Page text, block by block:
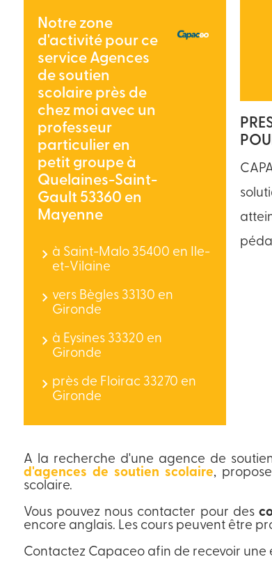
Notre zone
d'activité pour ce
service Agences
de soutien
scolaire près de
chez moi avec un
professeur
particulier en
petit groupe à
Quelaines-Saint-
Gault 53360 en
Mayenne
à Saint-Malo 35400 en Ile-
et-Vilaine
vers Bègles 33130 en
Gironde
à Eysines 33320 en
Gironde
près de Floirac 33270 en
Gironde
A la recherche d'une agence de
d'agences de soutien scolaire,
scolaire.
Vous pouvez nous contacter pour des
encore anglais. Les cours peuvent être
Contactez Capaceo afin de recevoir